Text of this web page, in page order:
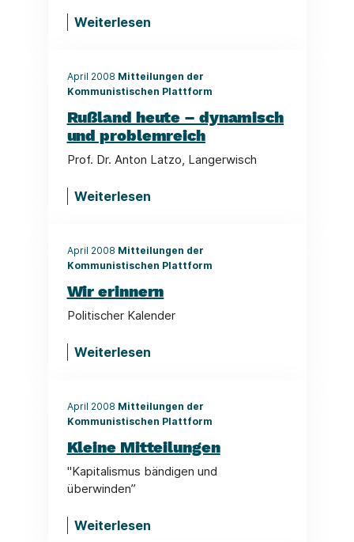
Weiterlesen
April 2008 Mitteilungen der
Kommunistischen Plattform
Rußland heute – dynamisch
und problemreich
Prof. Dr. Anton Latzo, Langerwisch
Weiterlesen
April 2008 Mitteilungen der
Kommunistischen Plattform
Wir erinnern
Politischer Kalender
Weiterlesen
April 2008 Mitteilungen der
Kommunistischen Plattform
Kleine Mitteilungen
"Kapitalismus bändigen und
überwinden”
Weiterlesen